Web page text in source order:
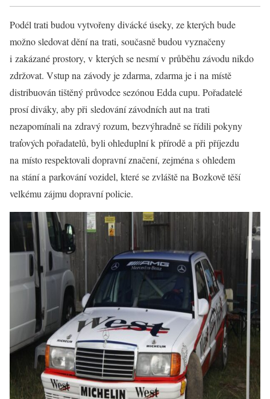
Podél trati budou vytvořeny divácké úseky, ze kterých bude
možno sledovat dění na trati, současně budou vyznačeny
i zakázané prostory, v kterých se nesmí v průběhu závodu nikdo
zdržovat. Vstup na závody je zdarma, zdarma je i na místě
distribuován tištěný průvodce sezónou Edda cupu. Pořadatelé
prosí diváky, aby při sledování závodních aut na trati
nezapomínali na zdravý rozum, bezvýhradně se řídili pokyny
traťových pořadatelů, byli ohleduplní k přírodě a při příjezdu
na místo respektovali dopravní značení, zejména s ohledem
na stání a parkování vozidel, které se zvláště na Bozkově těší
velkému zájmu dopravní policie.